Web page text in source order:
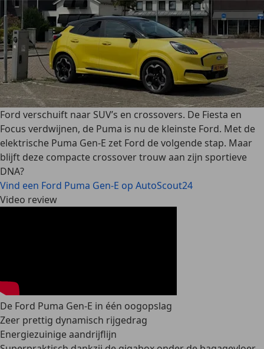
Ford verschuift naar SUV’s en crossovers. De Fiesta en
Focus verdwijnen, de Puma is nu de kleinste Ford. Met de
elektrische Puma Gen-E zet Ford de volgende stap. Maar
blijft deze compacte crossover trouw aan zijn sportieve
DNA?
Vind een Ford Puma Gen-E op AutoScout24
Video review
De Ford Puma Gen-E in één oogopslag
Zeer prettig dynamisch rijgedrag
Energiezuinige aandrijflijn